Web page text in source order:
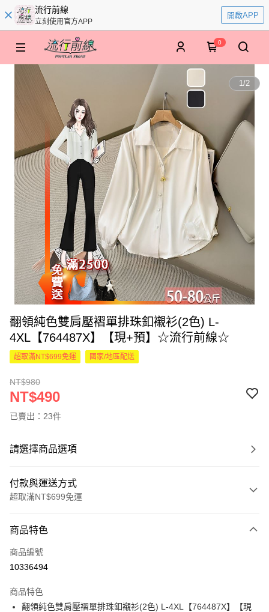
流行前線
立刻使用官方APP
開啟APP
0
1/2
翻領純色雙肩壓褶單排珠釦襯衫(2色) L-
4XL【764487X】【現+預】☆流行前線☆
超取滿NT$699免運 國家/地區配送
NT$980
NT$490
已賣出：23件
請選擇商品選項
付款與運送方式
超取滿NT$699免運
信用卡一次付款
超商取貨付款
Apple Pay
商品特色
商品編號
10336494
商品特色
翻領純色雙肩壓褶單排珠釦襯衫(2色) L-4XL【764487X】【現